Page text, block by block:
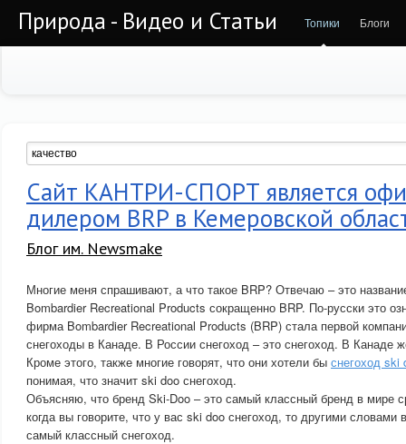
Природа - Видео и Статьи Топики Блоги
Сайт КАНТРИ-СПОРТ является
дилером BRP в Кемеровской
Блог им. Newsmake
Многие меня спрашивают, а что такое BRP? Отвечаю – это
Bombardier Recreational Products сокращенно BRP. По-русски это
фирма Bombardier Recreational Products (BRP) стала первой
снегоходы в Канаде. В России снегоход – это снегоход. В Канаде
Кроме этого, также многие говорят, что они хотели бы снегоход ski
понимая, что значит ski doo снегоход.
Объясняю, что бренд Ski-Doo – это самый классный бренд в мире
когда вы говорите, что у вас ski doo снегоход, то другими словами
самый классный снегоход.